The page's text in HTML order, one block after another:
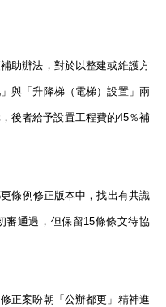
助辦法，對於以整建或維護方
與「升降梯（電梯）設置」兩
後者給予設置工程費的45％補
條例修正版本中，找出有共識
審通過，但保留15條條文待協
正案盼朝「公辦都更」精神進